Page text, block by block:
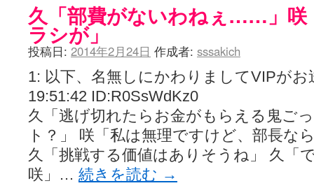
Danas je lep dan. / [咲-Saki-]もしインターハイのルールが鷲巣麻雀だ
ぴゅーく☆すてっぷ - 咲-Saki- / ブログ終了のお知らせ (12:51)
What You Mean ? - 咲-Saki- / 第2回清澄エリア聖地巡礼ツアーレポート
左を向いて » 咲-saki- / 【シノハユ】第26話「一別以来」/咲日和・阿
乱れ雪月花 - 咲-Saki- / ブログ終了のお知らせ：今までありがとうござ
YUKARI / 【宥菫】 ＳＳ更新とお知らせ 【松実宥誕記念ＳＳ】
アルカ茄子 / 戒能物怪録 キングとはいったい誰なのか？
竹ブログ - 咲-Saki- / 【咲-Saki-】ゲームが待ち遠しい件 (05:44)
SSSSS(-saki-しゃーぷしゅーとしょーとすとーりー) - 咲-saki- / 豊
せのたけくらべ - 咲-Saki- / 咲さんのやり方で就活をやってみよう
咏-Uta-ブログ編 - 咲-Saki- / 黄色い封筒が届いた(・∀・) (12:30)
チャウチャウちゃうんちゃうん - 咲-Saki- / 吉野の千本桜を見に行き
気分次第。 - 咲-Saki- / シノハユ 第3巻 感想
久「部費がないわねぇ……」咲
ラシが」
投稿日: 2014年2月24日 作成者: sssakich
1: 以下、名無しにかわりましてVIPがお
19:51:42 ID:R0SsWdKz0
久「逃げ切れたらお金がもらえる鬼ご
ト？」 咲「私は無理ですけど、部長な
久「挑戦する価値はありそうね」 久「
咲」… 続きを読む →